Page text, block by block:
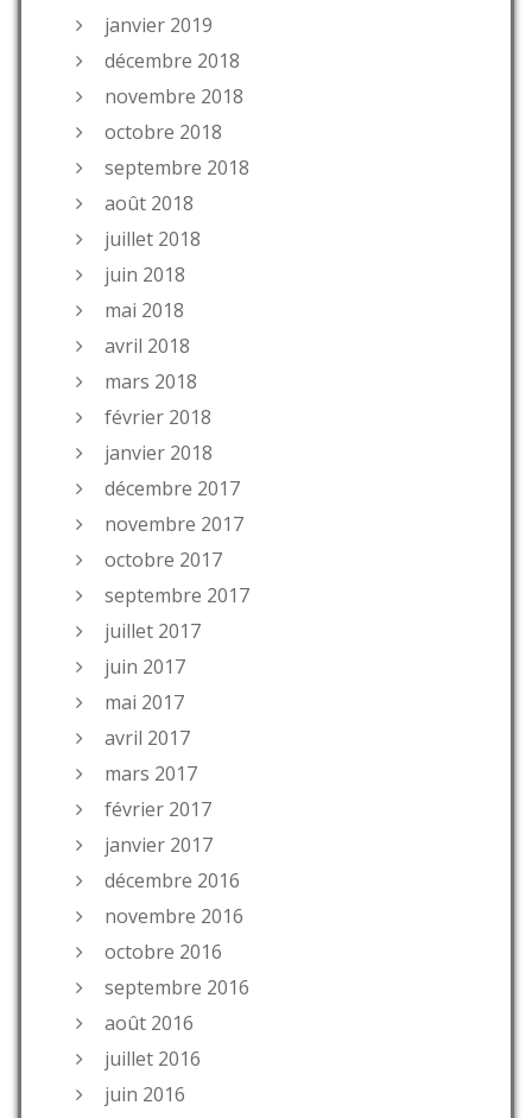
janvier 2019
décembre 2018
novembre 2018
octobre 2018
septembre 2018
août 2018
juillet 2018
juin 2018
mai 2018
avril 2018
mars 2018
février 2018
janvier 2018
décembre 2017
novembre 2017
octobre 2017
septembre 2017
juillet 2017
juin 2017
mai 2017
avril 2017
mars 2017
février 2017
janvier 2017
décembre 2016
novembre 2016
octobre 2016
septembre 2016
août 2016
juillet 2016
juin 2016